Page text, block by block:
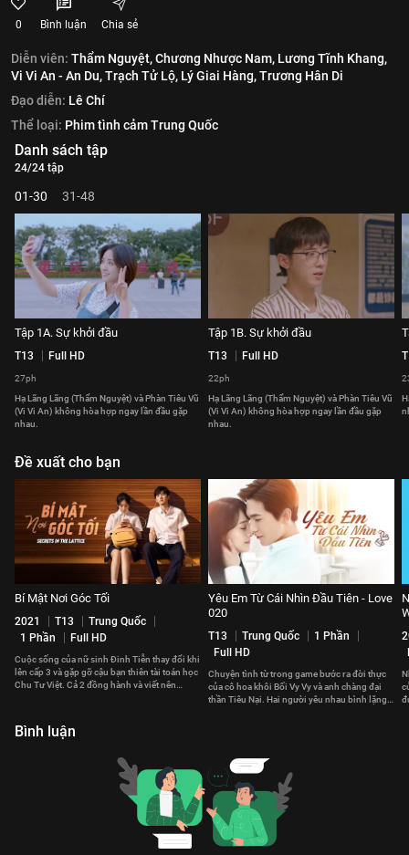
0 Bình luận Chia sẻ
Diễn viên: Thẩm Nguyệt,Chương Nhược Nam, Lương Tĩnh Khang,
Vi Vi An - An Du,Trạch Tử Lộ, Lý Giai Hàng,Trương Hân Di
Đạo diễn: Lê Chí
Thể loại: Phim tình cảm Trung Quốc
Danh sách tập
24/24 tập
01-30 31-48
Tập 1A. Sự khởi đầu
T13 Full HD
27ph
Hạ Lãng Lãng (Thẩm Nguyệt) và Phàn Tiêu Vũ
(Vi Vi An) không hòa hợp ngay lần đầu gặp
nhau.
Tập 1B. Sự khởi đầu
T13 Full HD
22ph
Hạ Lãng Lãng (Thẩm Nguyệt) và Phàn Tiêu Vũ
(Vi Vi An) không hòa hợp ngay lần đầu gặp
nhau.
Đề xuất cho bạn
Bí Mật Nơi Góc Tối
2021 T13
Trung Quốc
1 Phần
Full HD
Cuộc sống của nữ sinh Đinh Tiễn thay đổi khi
lên cấp 3 và gặp gỡ cậu bạn thiên tài toán học
Chu Tư Việt. Cả 2 đồng hành và viết nên
Yêu Em Từ Cái Nhìn Đầu Tiên - Love
020
T13 Trung Quốc
1 Phần
Full HD
Chuyện tình từ trong game bước ra đời thực
của cô hoa khôi Bối Vy Vy và anh chàng đại
thần Tiêu Nại. Hai người yêu nhau bình lặng
Bình luận